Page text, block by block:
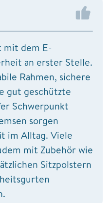
mit dem E-
an erster Stelle.
Rahmen, sichere
gut geschützte
Schwerpunkt
sorgen
im Alltag. Viele
mit Zubehör wie
Sitzpolstern